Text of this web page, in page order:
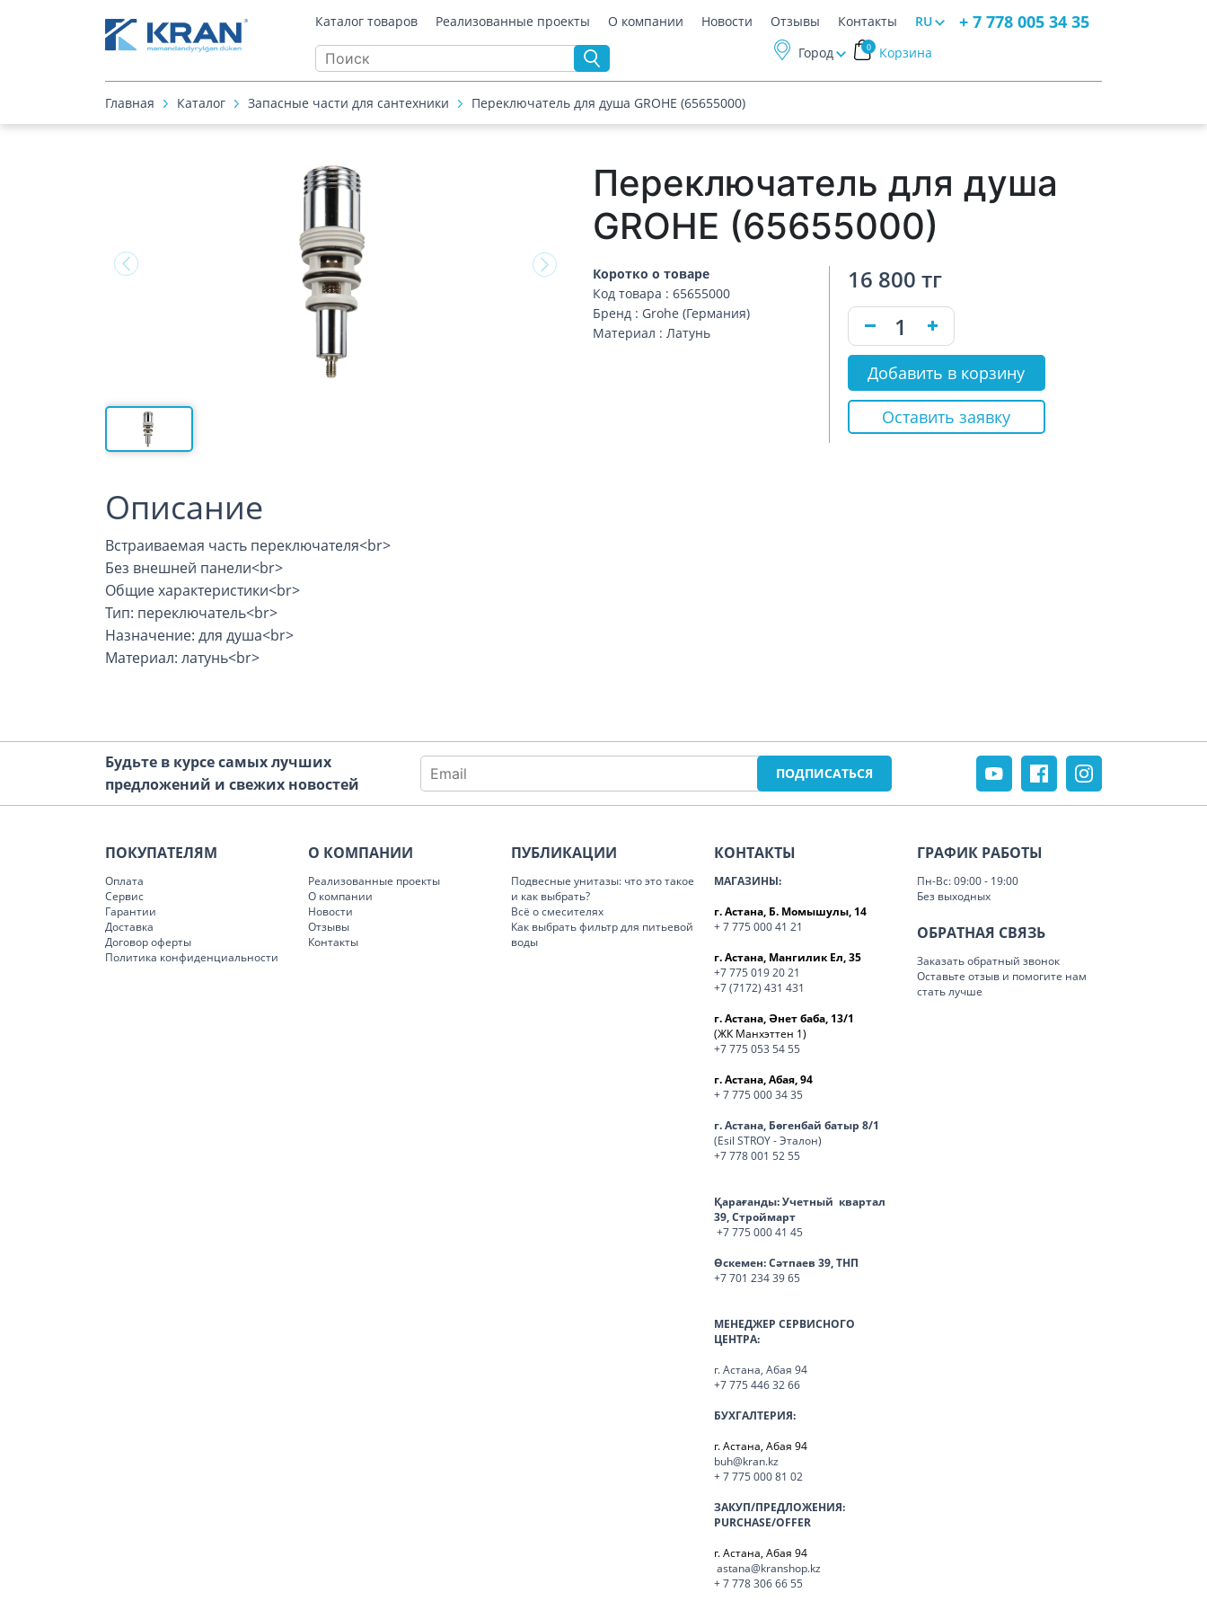
Каталог товаров Реализованные проекты О компании Новости Отзывы Контакты
RU
Город
Корзина
0
+ 7 778 005 34 35
Главная Каталог Запасные части для сантехники Переключатель для душа GROHE (65655000)
Переключатель для душа
GROHE (65655000)
Коротко о товаре
Код товара : 65655000
Бренд : Grohe (Германия)
Материал : Латунь
16 800 тг
Добавить в корзину
Оставить заявку
Описание
Встраиваемая часть переключателя<br>
Без внешней панели<br>
Общие характеристики<br>
Тип: переключатель<br>
Назначение: для душа<br>
Материал: латунь<br>
Будьте в курсе самых лучших
предложений и свежих новостей
ПОКУПАТЕЛЯМ
Оплата
Сервис
Гарантии
Доставка
Договор оферты
Политика конфиденциальности
О КОМПАНИИ
Реализованные проекты
О компании
Новости
Отзывы
Контакты
ПУБЛИКАЦИИ
Подвесные унитазы: что это такое
и как выбрать?
Всё о смесителях
Как выбрать фильтр для питьевой
воды
КОНТАКТЫ
МАГАЗИНЫ:
г. Астана, Б. Момышулы, 14
+ 7 775 000 41 21
г. Астана, Мангилик Ел, 35
+7 775 019 20 21
+7 (7172) 431 431
г. Астана, Әнет баба, 13/1
(ЖК Манхэттен 1)
+7 775 053 54 55
г. Астана, Абая, 94
+ 7 775 000 34 35
г. Астана, Бөгенбай батыр 8/1
(Esil STROY - Эталон)
+7 778 001 52 55
Қарағанды:Учетный квартал
39, Строймарт
+7 775 000 41 45
Өскемен:Сәтпаев 39, ТНП
+7 701 234 39 65
МЕНЕДЖЕР СЕРВИСНОГО
ЦЕНТРА:
г. Астана, Абая 94
+7 775 446 32 66
БУХГАЛТЕРИЯ:
г. Астана, Абая 94
buh@kran.kz
+ 7 775 000 81 02
ЗАКУП/ПРЕДЛОЖЕНИЯ:
PURCHASE/OFFER
г. Астана, Абая 94
astana@kranshop.kz
+ 7 778 306 66 55
ГРАФИК РАБОТЫ
Пн-Вс: 09:00 - 19:00
Без выходных
ОБРАТНАЯ СВЯЗЬ
Заказать обратный звонок
Оставьте отзыв и помогите нам
стать лучше